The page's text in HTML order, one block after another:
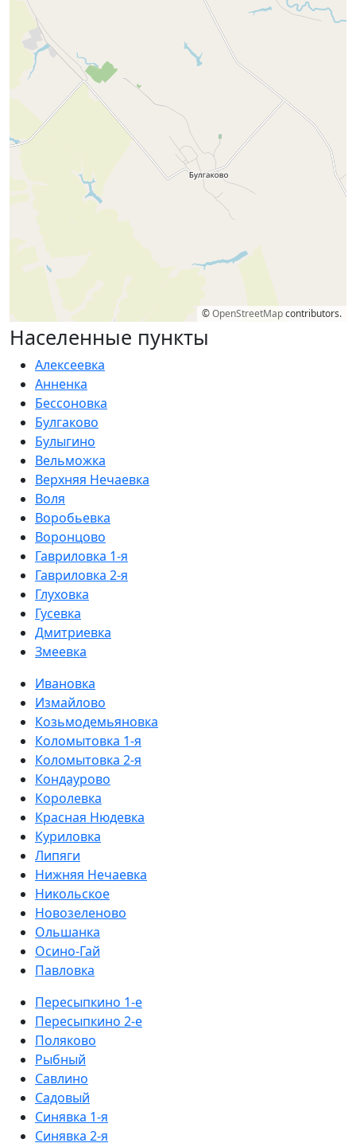
©OpenStreetMapcontributors.
Населенные пункты
Алексеевка
Анненка
Бессоновка
Булгаково
Булыгино
Вельможка
Верхняя Нечаевка
Воля
Воробьевка
Воронцово
Гавриловка 1-я
Гавриловка 2-я
Глуховка
Гусевка
Дмитриевка
Змеевка
Ивановка
Измайлово
Козьмодемьяновка
Коломытовка 1-я
Коломытовка 2-я
Кондаурово
Королевка
Красная Нюдевка
Куриловка
Липяги
Нижняя Нечаевка
Никольское
Новозеленово
Ольшанка
Осино-Гай
Павловка
Пересыпкино 1-е
Пересыпкино 2-е
Поляково
Рыбный
Савлино
Садовый
Синявка 1-я
Синявка 2-я